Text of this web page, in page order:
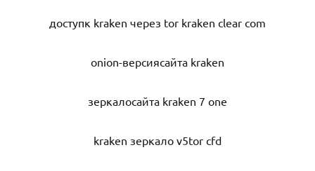
доступк kraken через tor kraken clear com
onion-версиясайта kraken
зеркалосайта kraken 7 one
kraken зеркало v5tor cfd